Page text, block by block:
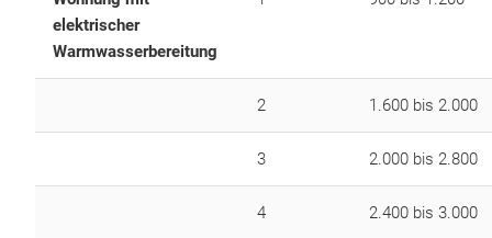
elektrischer
Warmwasserbereitung
2 1.600 bis 2.000
3 2.000 bis 2.800
4 2.400 bis 3.000